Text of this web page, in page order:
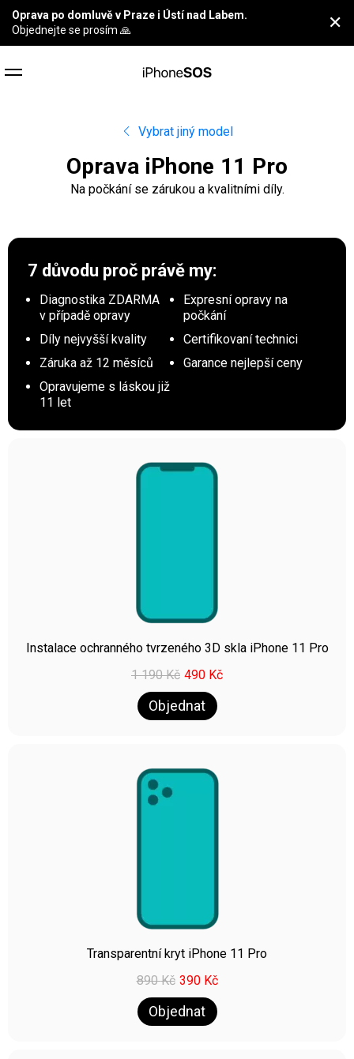
Oprava po domluvě v Praze i Ústí nad Labem.
Objednejte se prosím 🙏
✕
Vybrat jiný model
Oprava iPhone 11 Pro
Na počkání se zárukou a kvalitními díly.
7 důvodu proč právě my:
Diagnostika ZDARMA
v případě opravy
Expresní opravy na
počkání
Díly nejvyšší kvality
Certifikovaní technici
Záruka až 12 měsíců
Garance nejlepší ceny
Opravujeme s láskou již
11 let
Instalace ochranného tvrzeného 3D skla iPhone 11 Pro
1 190Kč 490 Kč
Objednat
Transparentní kryt iPhone 11 Pro
890Kč 390 Kč
Objednat